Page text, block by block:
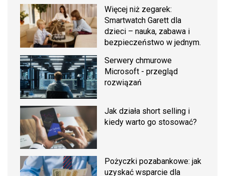
Więcej niż zegarek:
Smartwatch Garett dla
dzieci – nauka, zabawa i
bezpieczeństwo w jednym.
Serwery chmurowe
Microsoft - przegląd
rozwiązań
Jak działa short selling i
kiedy warto go stosować?
Pożyczki pozabankowe: jak
uzyskać wsparcie dla